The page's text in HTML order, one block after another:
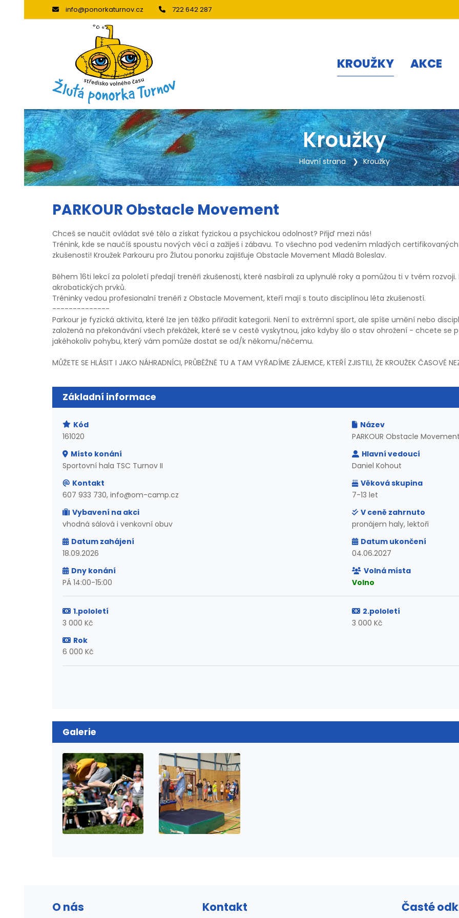
info@ponorkaturnov.cz 722 642 287
KROUŽKY AKCE
Kroužky
Hlavní strana Kroužky
PARKOUR Obstacle Movement
Chceš se naučit ovládat své tělo a získat fyzickou a psychickou odolnost? Přijď mezi nás!
Trénink, kde se naučíš spoustu nových věcí a zažiješ i zábavu. To všechno pod vedením mladých
zkušenosti! Kroužek Parkouru pro Žlutou ponorku zajišťuje Obstacle Movement Mladá Boleslav.
Během 16ti lekcí za pololetí předají trenéři zkušenosti, které nasbírali za uplynulé roky a pomůžou ti v tvém
akrobatických prvků.
Tréninky vedou profesionalní trenéři z Obstacle Movement, kteří mají s touto disciplínou léta zkušeností.
--------------
Parkour je fyzická aktivita, které lze jen těžko přiřadit kategorii. Není to extrémní sport, ale spíše umění nebo
založená na překonávání všech překážek, které se v cestě vyskytnou, jako kdyby šlo o stav ohrožení - chcete
jakéhokoliv pohybu, který vám pomůže dostat se od/k někomu/něčemu.
MŮŽETE SE HLÁSIT I JAKO NÁHRADNÍCI, PRŮBĚŽNĚ TU A TAM VYŘADÍME ZÁJEMCE, KTEŘÍ ZJISTILI, ŽE KROUŽEK ČASOVĚ
Základní informace
Kód
161020
Název
PARKOUR Obstacle
Místo konání
Sportovní hala TSC Turnov II
Hlavní vedoucí
Daniel Kohout
Kontakt
607 933 730, info@om-camp.cz
Věková skupina
7-13 let
Vybavení na akci
vhodná sálová i venkovní obuv
V ceně zahrnuto
pronájem haly, lektoři
Datum zahájení
18.09.2026
Datum ukončení
04.06.2027
Dny konání
PÁ 14:00-15:00
Volná místa
Volno
1.pololetí
3 000 Kč
2.pololetí
3 000 Kč
Rok
6 000 Kč
Galerie
O nás Kontakt Časté